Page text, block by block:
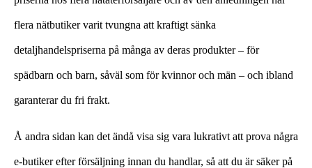
flera nätbutiker varit tvungna att kraftigt sänka
detaljhandelspriserna på många av deras produkter – för
spädbarn och barn, såväl som för kvinnor och män – och ibland
garanterar du fri frakt.
Å andra sidan kan det ändå visa sig vara lukrativt att prova några
e-butiker efter försäljning innan du handlar, så att du är säker på